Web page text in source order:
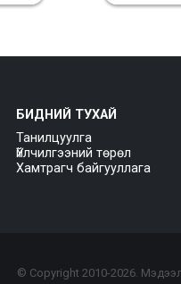
БИДНИЙ ТУХАЙ
Танилцуулга
Үйлчилгээний төрөл
Хамтрагч байгууллага
© Copyright 2010-2026 .